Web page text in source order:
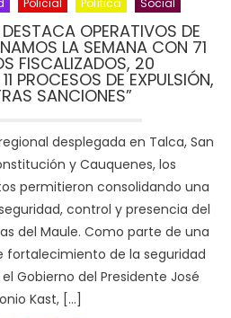
Policial Política Social
OPERATIVOS DE
LA SEMANA CON 71
FISCALIZADOS, 20
PROCESOS DE EXPULSIÓN,
SANCIONES”
desplegada en Talca, San
y Cauquenes, los
permitieron consolidando una
control y presencia del
del Maule. Como parte de una
de la seguridad
Gobierno del Presidente José
Kast, […]